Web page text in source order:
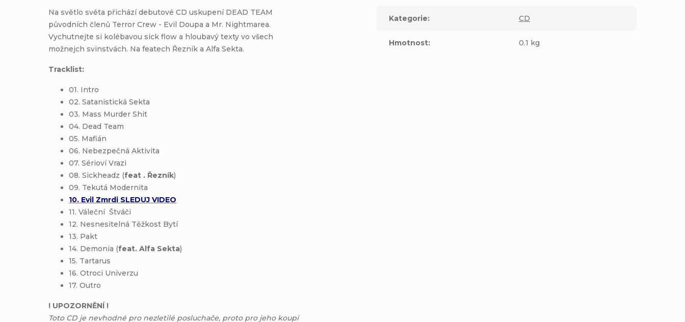
Na světlo světa přichází debutové CD uskupení DEAD TEAM
původních členů Terror Crew - Evil Doupa a Mr. Nightmarea.
Vychutnejte si kolébavou sick flow a hloubavý texty vo všech
možnejch svinstvách. Na featech Řezník a Alfa Sekta.
Tracklist:
01. Intro
02. Satanistická Sekta
03. Mass Murder Shit
04. Dead Team
05. Mafián
06. Nebezpečná Aktivita
07. Sérioví Vrazi
08. Sickheadz (feat . Řezník)
09. Tekutá Modernita
10. Evil Zmrdi SLEDUJ VIDEO
11. Váleční Štváči
12. Nesnesitelná Těžkost Bytí
13. Pakt
14. Demonia (feat. Alfa Sekta)
15. Tartarus
16. Otroci Univerzu
17. Outro
! UPOZORNĚNÍ !
Toto CD je nevhodné pro nezletilé posluchače, proto pro jeho koupi
Kategorie: CD
Hmotnost: 0.1 kg